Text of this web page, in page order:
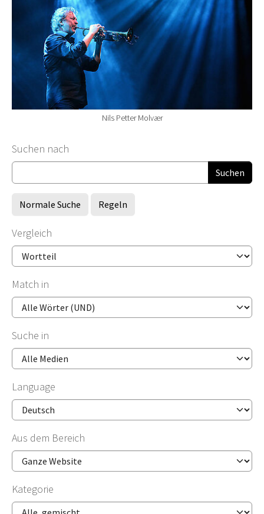
Nils Petter Molvær
Suchformular
Suchen nach
Normale Suche Regeln
Vergleich
Match in
Suche in
Language
Aus dem Bereich
Kategorie